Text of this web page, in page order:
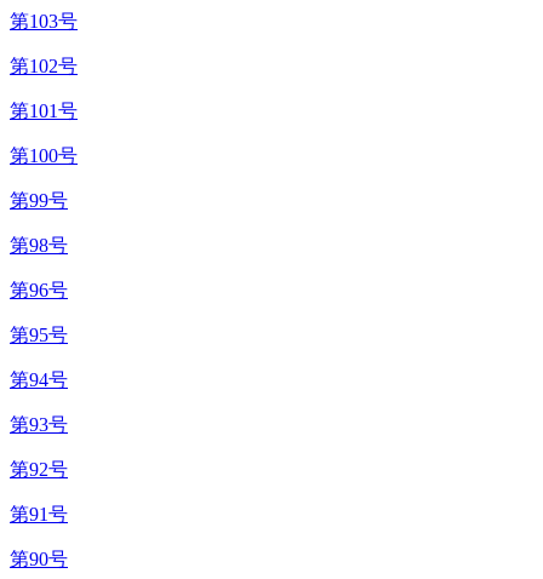
第103号
第102号
第101号
第100号
第99号
第98号
第96号
第95号
第94号
第93号
第92号
第91号
第90号